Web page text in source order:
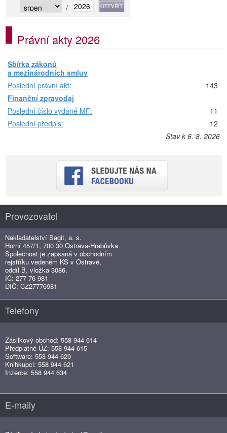
/
Právní akty 2026
Sbírka zákonů
a mezinárodních smluv
Poslední právní akt:
143
Finanční zpravodaj
Poslední číslo vydané MF:
11
Poslední předpis:
12
Stav k 6. 8. 2026
Provozovatel
Nakladatelství Sagit, a. s.
Horní 457/1, 700 30 Ostrava-Hrabůvka
Společnost je zapsaná v obchodním
rejstříku vedeném KS v Ostravě,
oddíl B, vložka 3086.
IČ: 277 76 981
DIČ: CZ27776981
Telefony
Zásilkový obchod: 558 944 614
Předplatné ÚZ: 558 944 615
Software: 558 944 629
Knihkupci: 558 944 621
Inzerce: 558 944 634
E-maily